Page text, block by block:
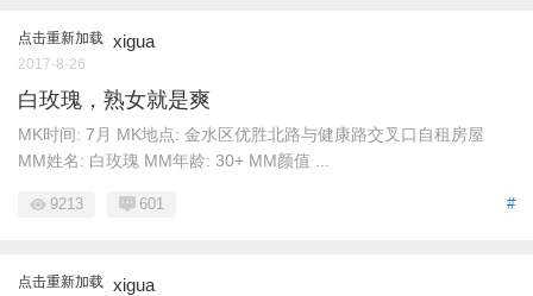
点击重新加载 xigua
2017-8-26
白玫瑰，熟女就是爽
MK时间: 7月 MK地点: 金水区优胜北路与健康路交叉口自租房屋
MM姓名: 白玫瑰 MM年龄: 30+ MM颜值 ...
#
9213 601
点击重新加载 xigua